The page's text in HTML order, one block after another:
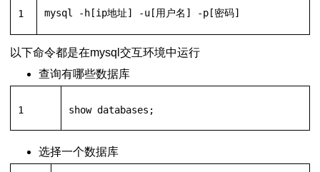
1 mysql - h[ip地址] -u[用户名] -p[密码]
以下命令都是在mysql交互环境中运行
查询有哪些数据库
1 show databases;
选择一个数据库